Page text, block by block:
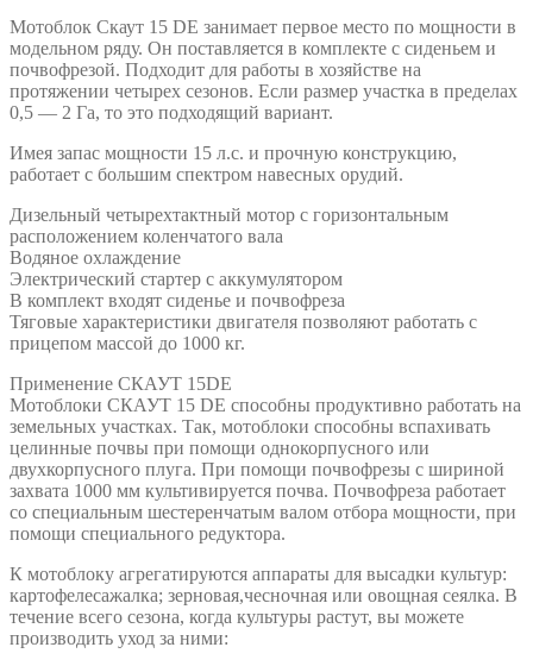
Мотоблок Скаут 15 DE занимает первое место по мощности в
модельном ряду. Он поставляется в комплекте с сиденьем и
почвофрезой. Подходит для работы в хозяйстве на
протяжении четырех сезонов. Если размер участка в пределах
0,5 — 2 Га, то это подходящий вариант.
Имея запас мощности 15 л.с. и прочную конструкцию,
работает с большим спектром навесных орудий.
Дизельный четырехтактный мотор с горизонтальным
расположением коленчатого вала
Водяное охлаждение
Электрический стартер с аккумулятором
В комплект входят сиденье и почвофреза
Тяговые характеристики двигателя позволяют работать с
прицепом массой до 1000 кг.
Применение СКАУТ 15DE
Мотоблоки СКАУТ 15 DE способны продуктивно работать на
земельных участках. Так, мотоблоки способны вспахивать
целинные почвы при помощи однокорпусного или
двухкорпусного плуга. При помощи почвофрезы с шириной
захвата 1000 мм культивируется почва. Почвофреза работает
со специальным шестеренчатым валом отбора мощности, при
помощи специального редуктора.
К мотоблоку агрегатируются аппараты для высадки культур:
картофелесажалка; зерновая,чесночная или овощная сеялка. В
течение всего сезона, когда культуры растут, вы можете
производить уход за ними: